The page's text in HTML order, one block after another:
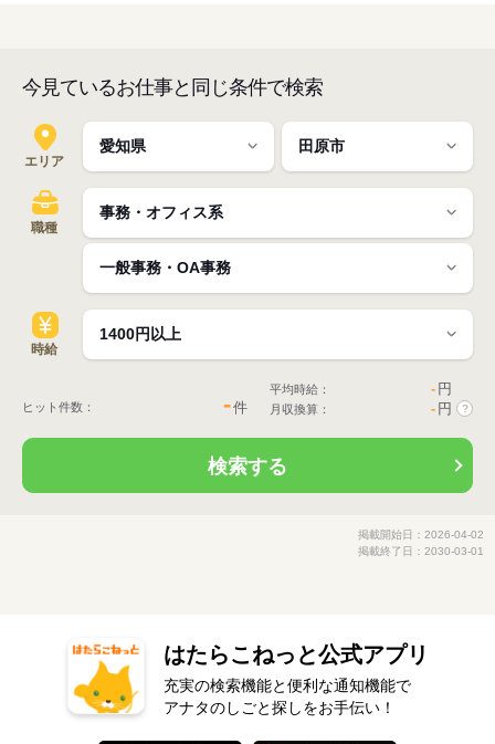
今見ているお仕事と同じ条件で検索
エリア
職種
時給
ヒット件数： -件
平均時給： - 円
月収換算： - 円 ?
検索する
掲載開始日：2026-04-02
掲載終了日：2030-03-01
はたらこねっと公式アプリ
充実の検索機能と便利な通知機能で
アナタのしごと探しをお手伝い！